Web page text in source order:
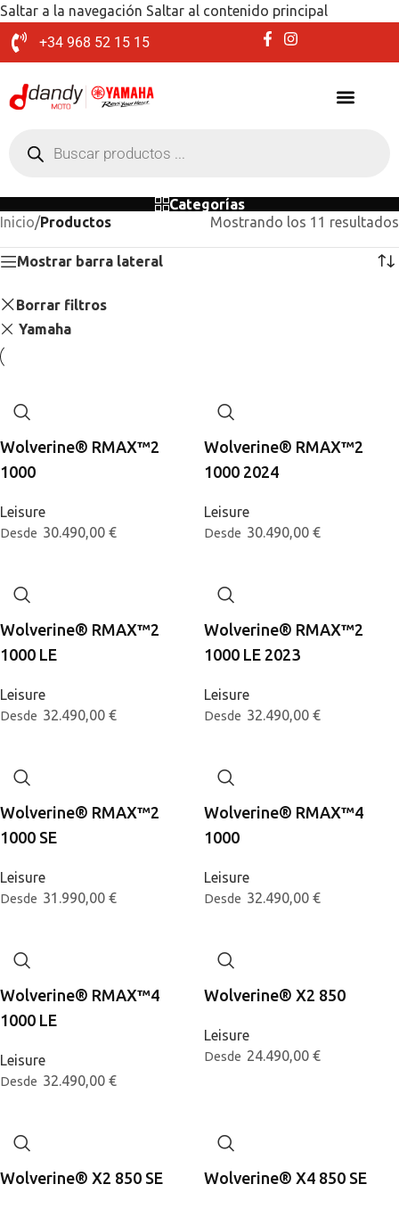
Saltar a la navegación Saltar al contenido principal
+34 968 52 15 15
Categorías
Inicio/Productos Mostrando los 11 resultados
Mostrar barra lateral
Borrar filtros
Yamaha
Wolverine® RMAX™2
1000
Leisure
Desde 30.490,00 €
Wolverine® RMAX™2
1000 2024
Leisure
Desde 30.490,00 €
Wolverine® RMAX™2
1000 LE
Leisure
Desde 32.490,00 €
Wolverine® RMAX™2
1000 LE 2023
Leisure
Desde 32.490,00 €
Wolverine® RMAX™2
1000 SE
Leisure
Desde 31.990,00 €
Wolverine® RMAX™4
1000
Leisure
Desde 32.490,00 €
Wolverine® RMAX™4
1000 LE
Leisure
Desde 32.490,00 €
Wolverine® X2 850
Leisure
Desde 24.490,00 €
Wolverine® X2 850 SE Wolverine® X4 850 SE